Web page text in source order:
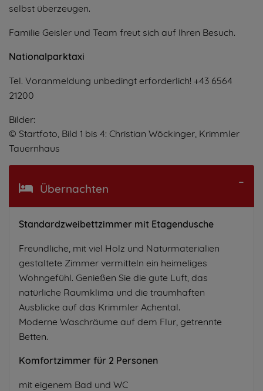
selbst überzeugen.
Familie Geisler und Team freut sich auf Ihren Besuch.
Nationalparktaxi
Tel. Voranmeldung unbedingt erforderlich! +43 6564
21200
Bilder:
© Startfoto, Bild 1 bis 4: Christian Wöckinger, Krimmler
Tauernhaus
Übernachten
Standardzweibettzimmer mit Etagendusche
Freundliche, mit viel Holz und Naturmaterialien
gestaltete Zimmer vermitteln ein heimeliges
Wohngefühl. Genießen Sie die gute Luft, das
natürliche Raumklima und die traumhaften
Ausblicke auf das Krimmler Achental.
Moderne Waschräume auf dem Flur, getrennte
Betten.
Komfortzimmer für 2 Personen
mit eigenem Bad und WC